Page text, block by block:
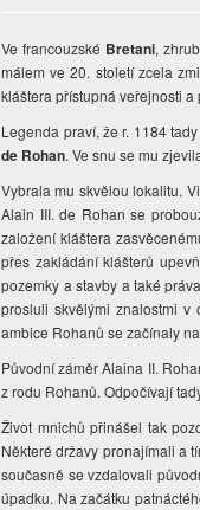
Ve francouzské Bretani,
málem ve 20. století zcela
kláštera přístupná veřejnosti
Legenda praví, že r. 1184
de Rohan. Ve snu se mu
Vybrala mu skvělou lokalitu.
Alain III. de Rohan se
založení kláštera
přes zakládání klášterů
pozemky a stavby a také
prosluli skvělými znalostmi v
ambice Rohanů se začínaly
Původní záměr Alaina II.
z rodu Rohanů. Odpočívají
Život mnichů přinášel tak
Některé državy pronajímali a
současně se vzdalovali
úpadku. Na začátku